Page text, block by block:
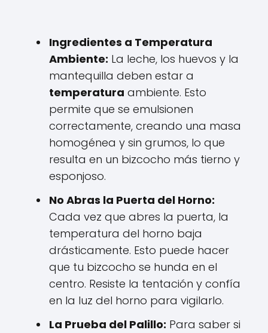
Ingredientes a Temperatura
Ambiente: La leche, los huevos y la
mantequilla deben estar a
temperatura ambiente. Esto
permite que se emulsionen
correctamente, creando una masa
homogénea y sin grumos, lo que
resulta en un bizcocho más tierno y
esponjoso.
No Abras la Puerta del Horno:
Cada vez que abres la puerta, la
temperatura del horno baja
drásticamente. Esto puede hacer
que tu bizcocho se hunda en el
centro. Resiste la tentación y confía
en la luz del horno para vigilarlo.
La Prueba del Palillo: Para saber si